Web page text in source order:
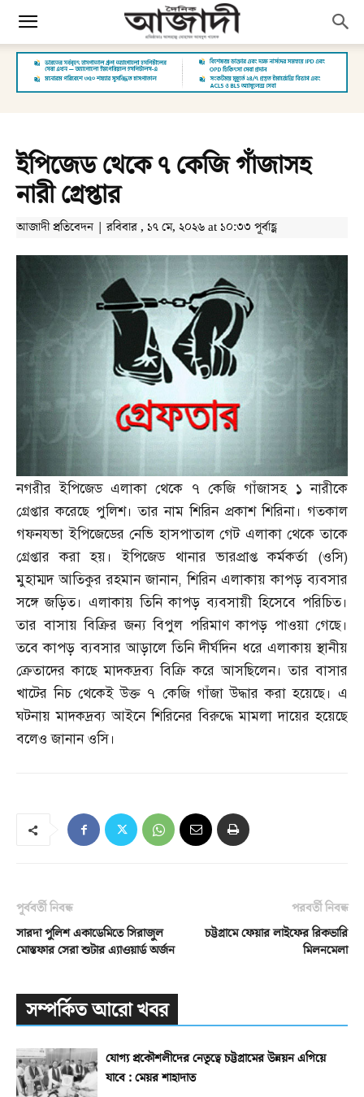
ইপিজেড থেকে ৭ কেজি গাঁজাসহ
নারী গ্রেপ্তার
আজাদী প্রতিবেদন | রবিবার , ১৭ মে, ২০২৬ at ১০:৩৩ পূর্বাহ্ণ
নগরীর ইপিজেড এলাকা থেকে ৭ কেজি গাঁজাসহ ১ নারীকে
গ্রেপ্তার করেছে পুলিশ। তার নাম শিরিন প্রকাশ শিরিনা। গতকাল
গফনযভা ইপিজেডের নেভি হাসপাতাল গেট এলাকা থেকে তাকে
গ্রেপ্তার করা হয়। ইপিজেড থানার ভারপ্রাপ্ত কর্মকর্তা (ওসি)
মুহাম্মদ আতিকুর রহমান জানান,শিরিন এলাকায় কাপড় ব্যবসার
সঙ্গে জড়িত। এলাকায় তিনি কাপড় ব্যবসায়ী হিসেবে পরিচিত।
তার বাসায় বিক্রির জন্য বিপুল পরিমাণ কাপড় পাওয়া গেছে।
তবে কাপড় ব্যবসার আড়ালে তিনি দীর্ঘদিন ধরে এলাকায় স্থানীয়
ক্রেতাদের কাছে মাদকদ্রব্য বিক্রি করে আসছিলেন। তার বাসার
খাটের নিচ থেকেই উক্ত ৭ কেজি গাঁজা উদ্ধার করা হয়েছে। এ
ঘটনায় মাদকদ্রব্য আইনে শিরিনের বিরুদ্ধে মামলা দায়ের হয়েছে
বলেও জানান ওসি।
পূর্ববর্তী নিবন্ধ
সারদা পুলিশ একাডেমিতে সিরাজুল
মোস্তফার সেরা শুটার এ্যাওয়ার্ড অর্জন
পরবর্তী নিবন্ধ
চট্টগ্রামে ফেয়ার লাইফের রিকভারি
মিলনমেলা
সম্পর্কিত আরো খবর
যোগ্য প্রকৌশলীদের নেতৃত্বে চট্টগ্রামের উন্নয়ন এগিয়ে
যাবে : মেয়র শাহাদাত